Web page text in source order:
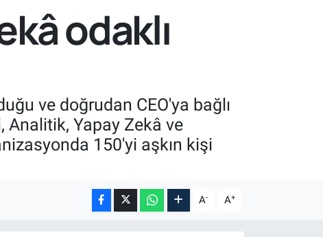
odaklı
ve doğrudan CEO'ya bağlı
Analitik, Yapay Zekâ ve
150'yi aşkın kişi
A- A+